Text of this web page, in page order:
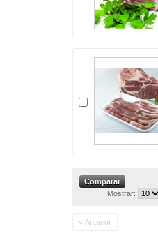
Mostrar:
« Anterior